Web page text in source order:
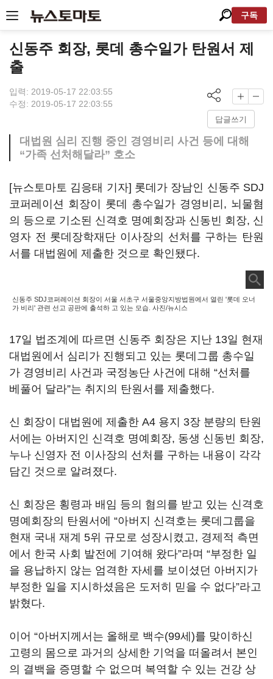
구독
신동주 회장, 롯데 총수일가 탄원서 제
출
입력: 2019-05-17 22:03:55
수정: 2019-05-17 22:03:55
답글쓰기
대법원 심리 진행 중인 경영비리 사건 등에 대해
“가족 선처해달라” 호소
[뉴스토마토 김응태 기자] 롯데가 장남인 신동주 SDJ
코퍼레이션 회장이 롯데 총수일가 경영비리, 뇌물혐
의 등으로 기소된 신격호 명예회장과 신동빈 회장, 신
영자 전 롯데장학재단 이사장의 선처를 구하는 탄원
서를 대법원에 제출한 것으로 확인됐다.
신동주 SDJ코퍼레이션 회장이 서울 서초구 서울중앙지방법원에서 열린 '롯데 오너
가 비리' 관련 선고 공판에 출석하 고 있는 모습. 사진/뉴시스
17일 법조계에 따르면 신동주 회장은 지난 13일 현재
대법원에서 심리가 진행되고 있는 롯데그룹 총수일
가 경영비리 사건과 국정농단 사건에 대해 “선처를
베풀어 달라”는 취지의 탄원서를 제출했다.
신 회장이 대법원에 제출한 A4 용지 3장 분량의 탄원
서에는 아버지인 신격호 명예회장, 동생 신동빈 회장,
누나 신영자 전 이사장의 선처를 구하는 내용이 각각
담긴 것으로 알려졌다.
신 회장은 횡령과 배임 등의 혐의를 받고 있는 신격호
명예회장의 탄원서에 “아버지 신격호는 롯데그룹을
현재 국내 재계 5위 규모로 성장시켰고, 경제적 측면
에서 한국 사회 발전에 기여해 왔다”라며 “부정한 일
을 용납하지 않는 엄격한 자세를 보이셨던 아버지가
부정한 일을 지시하셨음은 도저히 믿을 수 없다”라고
밝혔다.
이어 “아버지께서는 올해로 백수(99세)를 맞이하신
고령의 몸으로 과거의 상세한 기억을 떠올려서 본인
의 결백을 증명할 수 없으며 복역할 수 있는 건강 상